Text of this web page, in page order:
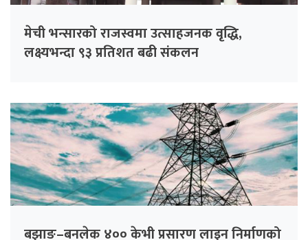
मेची भन्सारको राजस्वमा उत्साहजनक वृद्धि,
लक्ष्यभन्दा ९३ प्रतिशत बढी संकलन
बझाङ–बनलेक ४०० केभी प्रसारण लाइन निर्माणको